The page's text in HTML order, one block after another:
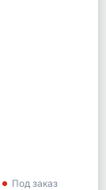
Под заказ